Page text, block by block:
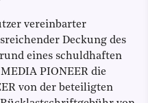
vereinbarter
Deckung des
eines schuldhaften
PIONEER die
von der beteiligten